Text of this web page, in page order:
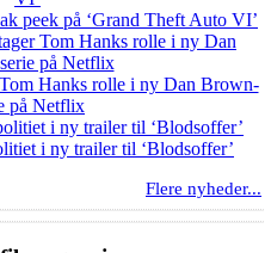
peek på ‘Grand Theft Auto VI’
Hanks rolle i ny Dan Brown-
på Netflix
i ny trailer til ‘Blodsoffer’
Flere nyheder...